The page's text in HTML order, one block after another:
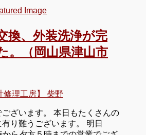
換、外装洗浄が完
。（岡山県津山市
修理工房】 柴野
ざいます。 本日もたくさんの
り難うございます。 明日